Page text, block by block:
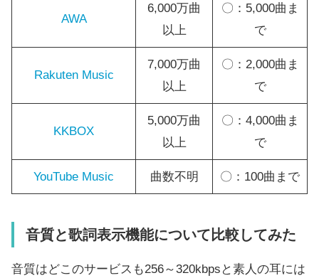
AWA
6,000万曲
以上
〇：5,000曲ま
で
Rakuten Music
7,000万曲
以上
〇：2,000曲ま
で
KKBOX
5,000万曲
以上
〇：4,000曲ま
で
YouTube Music 曲数不明 〇：100曲まで
音質と歌詞表示機能について比較してみた
音質はどこのサービスも256～320kbpsと素人の耳には